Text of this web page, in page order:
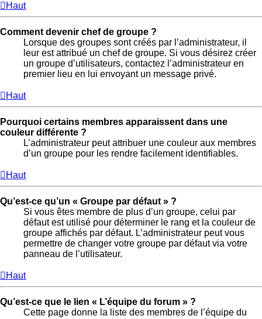
Haut
Comment devenir chef de groupe ?
Lorsque des groupes sont créés par l’administrateur, il
leur est attribué un chef de groupe. Si vous désirez créer
un groupe d’utilisateurs, contactez l’administrateur en
premier lieu en lui envoyant un message privé.
Haut
Pourquoi certains membres apparaissent dans une
couleur différente ?
L’administrateur peut attribuer une couleur aux membres
d’un groupe pour les rendre facilement identifiables.
Haut
Qu’est-ce qu’un « Groupe par défaut » ?
Si vous êtes membre de plus d’un groupe, celui par
défaut est utilisé pour déterminer le rang et la couleur de
groupe affichés par défaut. L’administrateur peut vous
permettre de changer votre groupe par défaut via votre
panneau de l’utilisateur.
Haut
Qu’est-ce que le lien « L’équipe du forum » ?
Cette page donne la liste des membres de l’équipe du